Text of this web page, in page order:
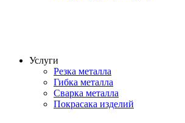
Услуги
Резка металла
Гибка металла
Сварка металла
Покрасака изделий